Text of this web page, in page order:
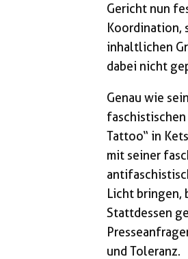
Gericht nun
Koordination,
inhaltlichen
dabei nicht
Genau wie
faschistischen
Tattoo“ in
mit seiner
Licht bringen,
Stattdessen
und Toleranz.